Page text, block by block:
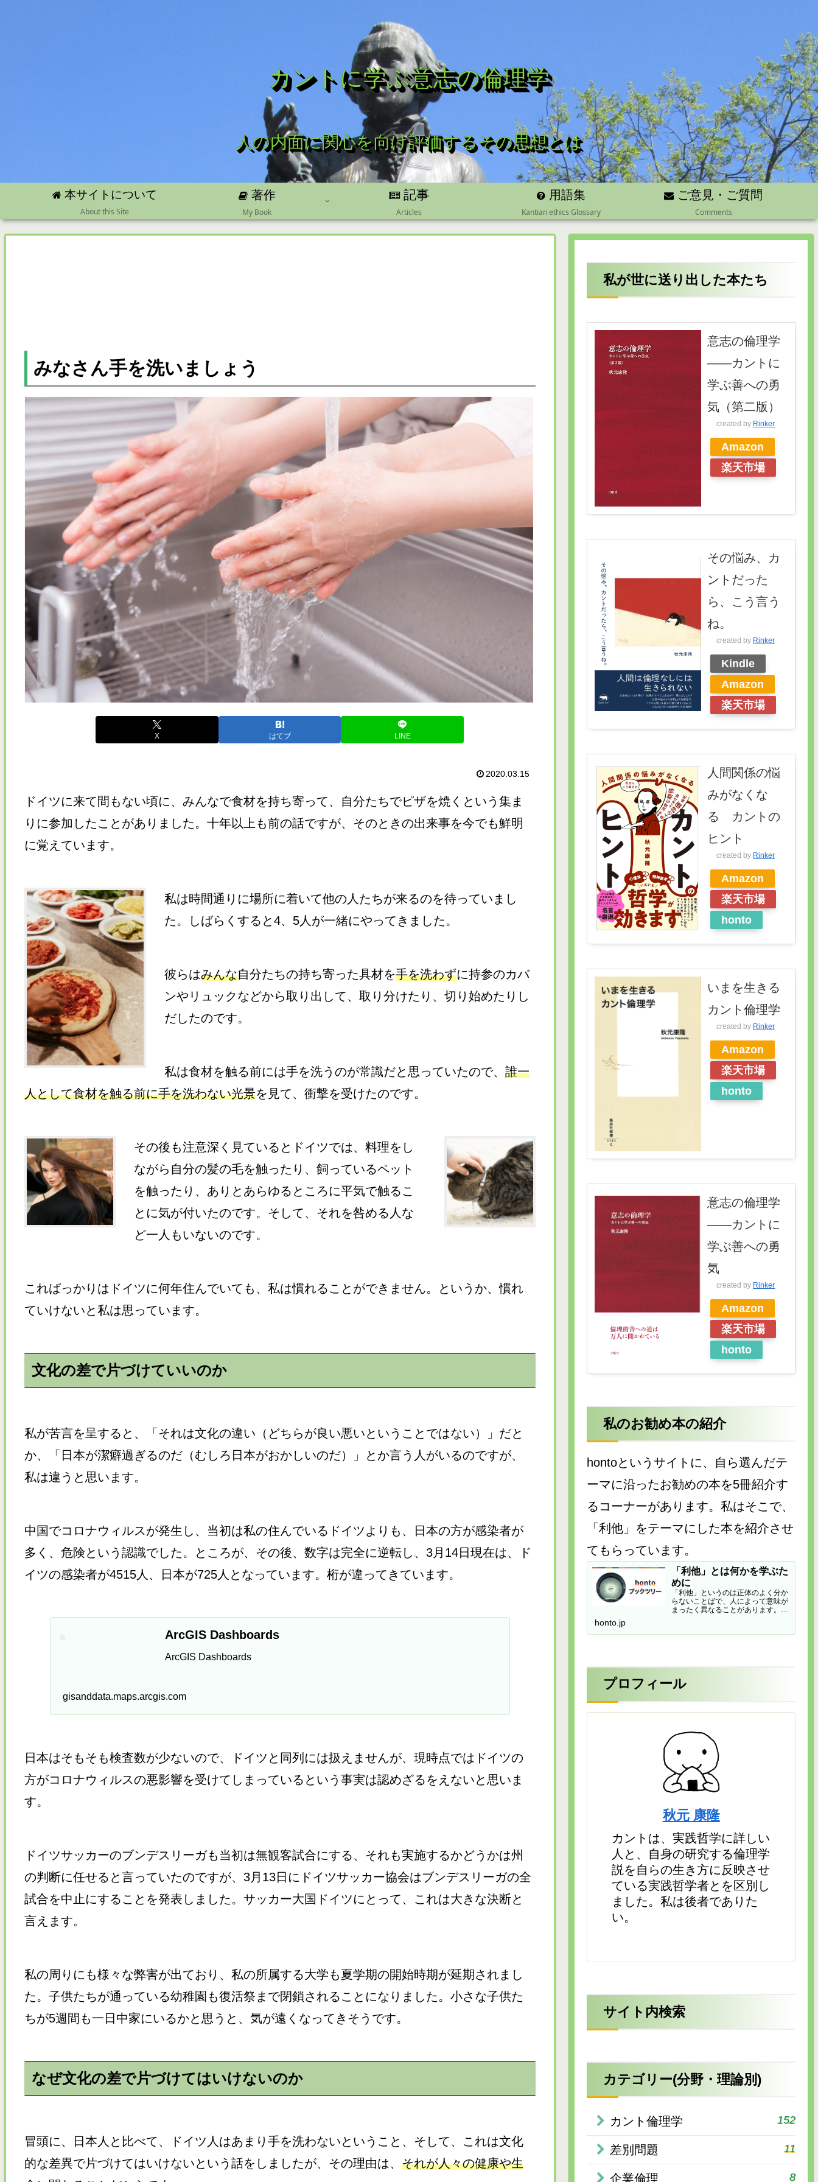
カントに学ぶ意志の倫理学
人の内面に関心を向け評価するその思想とは
本サイトについて
About this Site
著作
My Book
記事
Articles
用語集
Kantian ethics Glossary
ご意見・ご質問
Comments
みなさん手を洗いましょう
X はてブ LINE
2020.03.15
ドイツに来て間もない頃に、みんなで食材を持ち寄って、自分たちでピザを焼くという集ま
りに参加したことがありました。十年以上も前の話ですが、そのときの出来事を今でも鮮明
に覚えています。
私は時間通りに場所に着いて他の人たちが来るのを待っていまし
た。しばらくすると4、5人が一緒にやってきました。
彼らはみんな自分たちの持ち寄った具材を手を洗わずに持参のカバ
ンやリュックなどから取り出して、取り分けたり、切り始めたりし
だしたのです。
私は食材を触る前には手を洗うのが常識だと思っていたので、 誰一
人として食材を触る前に手を洗わない光景を見て、衝撃を受けたのです。
その後も注意深く見ているとドイツでは、料理をし
ながら自分の髪の毛を触ったり、飼っているペット
を触ったり、ありとあらゆるところに平気で触るこ
とに気が付いたのです。そして、 それを咎める人な
ど一人もいないのです。
こればっかりはドイツに何年住んでいても、私は慣れることができません。というか、慣れ
ていけないと私は思っています。
文化の差で片づけていいのか
私が苦言を呈すると、「それは文化の違い（どちらが良い悪いということではない）」だと
か、「日本が潔癖過ぎるのだ（むしろ日本がおかしいのだ）」とか言う人がいるのですが、
私は違うと思います。
中国でコロナウィルスが発生し、当初は私の住んでいるドイツよりも、日本の方が感染者が
多く、危険という認識でした。ところが、その後、数字は完全に逆転し、3月14日現在は、ド
イツの感染者が4515人、日本が725人となっています。桁が違ってきています。
ArcGIS Dashboards
ArcGIS Dashboards
gisanddata.maps.arcgis.com
日本はそもそも検査数が少ないので、ドイツと同列には扱えませんが、現時点ではドイツの
方がコロナウィルスの悪影響を受けてしまっているという事実は認めざるをえないと思いま
す。
ドイツサッカーのブンデスリーガも当初は無観客試合にする、それも実施するかどうかは州
の判断に任せると言っていたのですが、3月13日にドイツサッカー協会はブンデスリーガの全
試合を中止にすることを発表しました。サッカー大国ドイツにとって、これは大きな決断と
言えます。
私の周りにも様々な弊害が出ており、私の所属する大学も夏学期の開始時期が延期されまし
た。子供たちが通っている幼稚園も復活祭まで閉鎖されることになりました。小さな子供た
ちが5週間も一日中家にいるかと思うと、気が遠くなってきそうです。
なぜ文化の差で片づけてはいけないのか
冒頭に、日本人と比べて、ドイツ人はあまり手を洗わないということ、そして、これは文化
的な差異で片づけてはいけないという話をしましたが、その理由は、 それが人々の健康や生
私が世に送り出した本たち
意志の倫理学
――カントに
学ぶ善への勇
気（第二版）
created by Rinker
Amazon
楽天市場
その悩み、カ
ントだった
ら、こう言う
ね。
created by Rinker
Kindle
Amazon
楽天市場
人間関係の悩
みがなくな
る カントの
ヒント
created by Rinker
Amazon
楽天市場
honto
いまを生きる
カント倫理学
created by Rinker
Amazon
楽天市場
honto
意志の倫理学
――カントに
学ぶ善への勇
気
created by Rinker
Amazon
楽天市場
honto
私のお勧め本の紹介
hontoというサイトに、自ら選んだテ
ーマに沿ったお勧めの本を5冊紹介す
るコーナーがあります。私はそこで、
「利他」をテーマにした本を紹介させ
てもらっています。
「利他」とは何かを学ぶた
めに
「利他」というのは正体のよく分か
らないことばで、人によって意味が
まったく異なることがあります。例
honto.jp
プロフィール
秋元 康隆
カントは、実践哲学に詳しい
人と、自身の研究する倫理学
説を自らの生き方に反映させ
ている実践哲学者とを区別し
ました。私は後者でありた
い。
サイト内検索
カテゴリー(分野・理論別)
カント倫理学 152
差別問題 11
企業倫理 8